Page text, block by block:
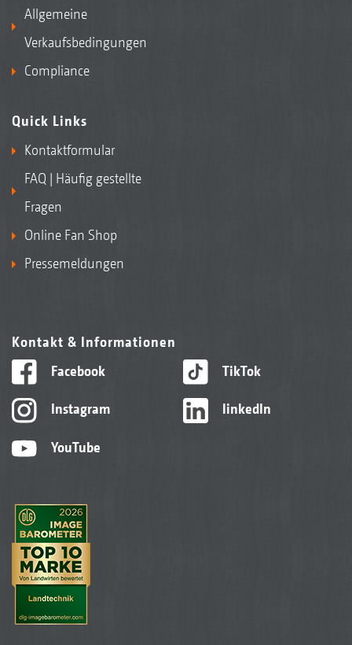
Ackerbohne
Kürbis
Allgemeine
Verkaufsbedingungen
Compliance
Quick Links
Kontaktformular
FAQ | Häufig gestellte
Fragen
Online Fan Shop
Pressemeldungen
Kontakt & Informationen
Facebook
Instagram
YouTube
TikTok
linkedIn